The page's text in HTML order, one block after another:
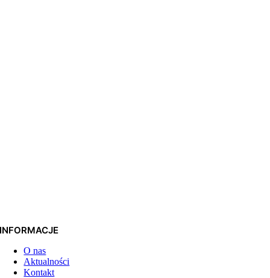
INFORMACJE
O nas
Aktualności
Kontakt